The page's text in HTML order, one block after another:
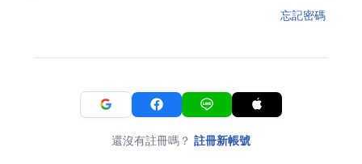
忘記密碼
還沒有註冊嗎？ 註冊新帳號